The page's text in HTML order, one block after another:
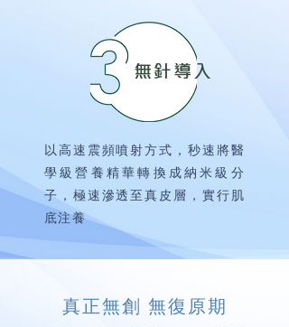
​無針導入
以高速震頻噴射方式，秒速將醫
學級營養精華轉換成納米級分
子，極速滲透至真皮層，實行肌
底注養
真正無創 無復原期